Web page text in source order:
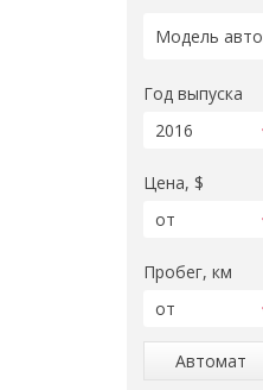
Год выпуска
Цена, $
Пробег, км
Автомат